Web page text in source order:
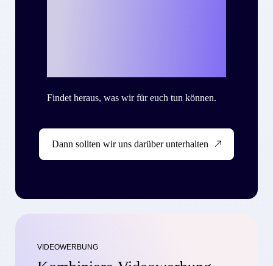
Findet heraus, was wir für euch tun können.
Dann sollten wir uns darüber unterhalten
VIDEOWERBUNG